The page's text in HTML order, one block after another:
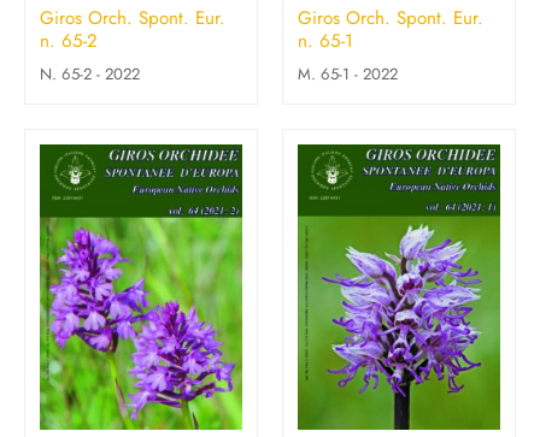
Giros Orch. Spont. Eur.
n. 65-2
N. 65-2 - 2022
Giros Orch. Spont. Eur.
n. 65-1
M. 65-1 - 2022